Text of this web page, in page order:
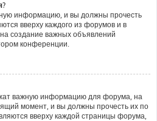
информацию, и вы должны прочесть
вверху каждого из форумов и в
создание важных объявлений
конференции.
важную информацию для форума, на
момент, и вы должны прочесть их по
вверху каждой страницы форума,